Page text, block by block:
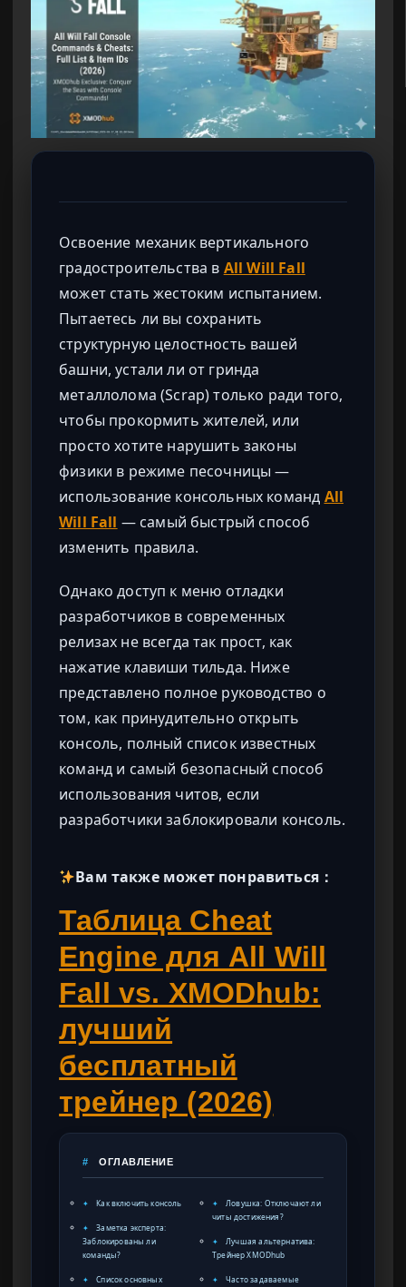
Освоение механик вертикального
градостроительства в All Will Fall
может стать жестоким испытанием.
Пытаетесь ли вы сохранить
структурную целостность вашей
башни, устали ли от гринда
металлолома (Scrap) только ради того,
чтобы прокормить жителей, или
просто хотите нарушить законы
физики в режиме песочницы —
использование консольных команд All
Will Fall — самый быстрый способ
изменить правила.
Однако доступ к меню отладки
разработчиков в современных
релизах не всегда так прост, как
нажатие клавиши тильда. Ниже
представлено полное руководство о
том, как принудительно открыть
консоль, полный список известных
команд и самый безопасный способ
использования читов, если
разработчики заблокировали консоль.
Вам также может понравиться：
Таблица Cheat
Engine для All Will
Fall vs. XMODhub:
лучший
бесплатный
трейнер (2026)
# ОГЛАВЛЕНИЕ
✦ Как включить консоль
✦
Заметка эксперта:
Заблокированы ли
команды?
✦
Список основных
✦
Ловушка: Отключают ли
читы достижения?
✦
Лучшая альтернатива:
Трейнер XMODhub
✦
Часто задаваемые